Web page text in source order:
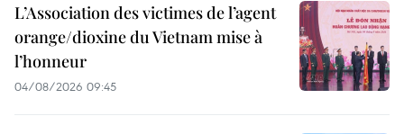
L’Association des victimes de l’agent
orange/dioxine du Vietnam mise à
l’honneur
04/08/2026 09:45